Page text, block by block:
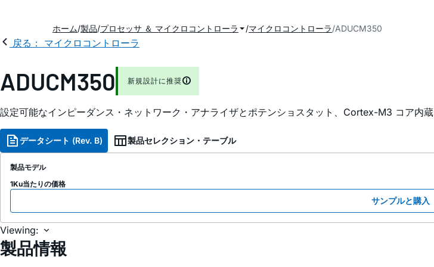
ホーム 製品 プロセッサ ＆ マイクロコントローラ マイクロコントローラ ADUCM350
戻る： マイクロコントローラ
ADUCM350 新規設計に推奨
設定可能なインピーダンス・ネットワーク・アナライザとポテンショスタット、Cortex-M3 コア内蔵
データシート (Rev. B) 製品セレクション・テーブル
製品モデル
1Ku当たりの価格
サンプルと購入
Viewing:
製品情報